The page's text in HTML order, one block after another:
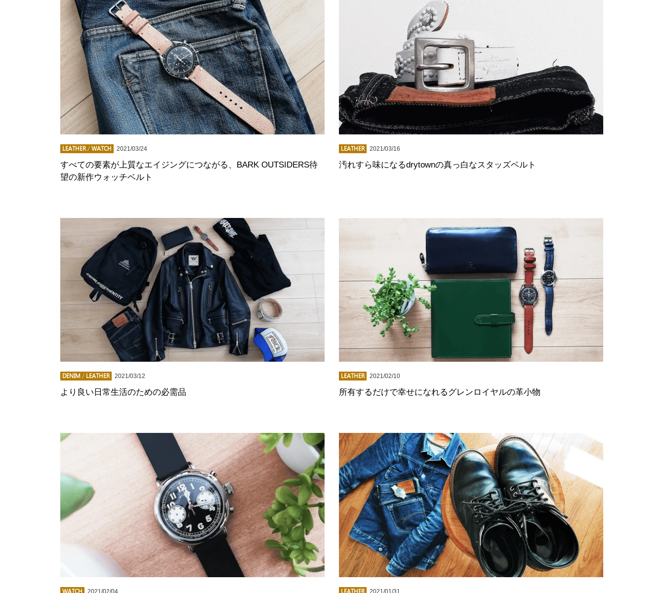
LEATHER /WATCH 2021/03/24
すべての要素が上質なエイジングにつながる、BARK OUTSIDERS待
望の新作ウォッチベルト
LEATHER 2021/03/16
汚れすら味になるdrytownの真っ白なスタッズベルト
DENIM / LEATHER 2021/03/12
より良い日常生活のための必需品
LEATHER 2021/02/10
所有するだけで幸せになれるグレンロイヤルの革小物
WATCH 2021/02/04 LEATHER 2021/01/31